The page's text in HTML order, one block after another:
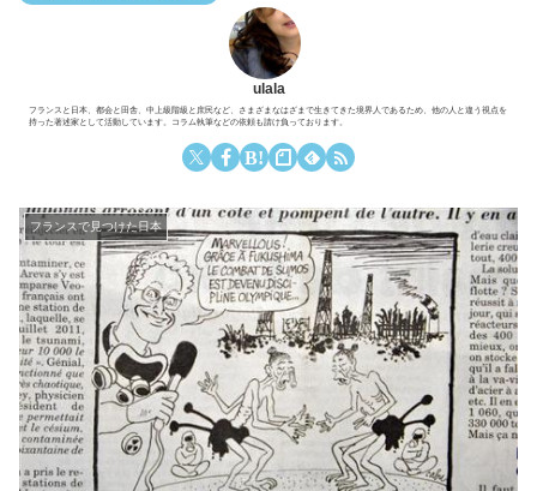
ulala
フランスと日本、都会と田舎、中上級階級と庶民など、さまざまなはざまで生きてきた境界人であるため、他の人と違う視点を
持った著述家として活動しています。コラム執筆などの依頼も請け負っております。
フランスで見つけた日本